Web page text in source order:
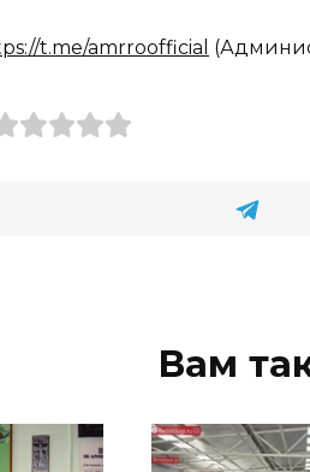
t.me/amrroofficial
Вам